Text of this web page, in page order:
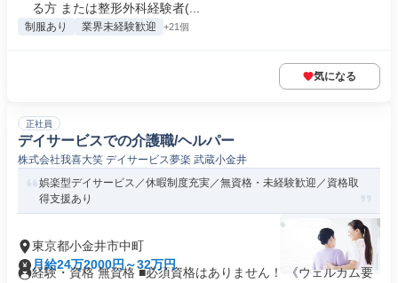
る方 または整形外科経験者(...
制服あり 業界未経験歓迎 +21個
気になる
正社員
デイサービスでの介護職/ヘルパー
株式会社我喜大笑 デイサービス夢楽 武蔵小金井
娯楽型デイサービス／休暇制度充実／無資格・未経験歓迎／資格取
得支援あり
東京都小金井市中町
月給24万2000円～32万円
経験・資格 無資格 ■必須資格はありません！ 《ウェルカム要